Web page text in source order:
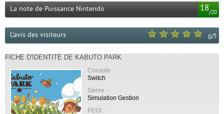
18/20
La note de Puissance Nintendo
0/5
L'avis des visiteurs
FICHE D'IDENTITÉ DE KABUTO PARK
Console :
Switch
Genre :
Simulation Gestion
PEGI :